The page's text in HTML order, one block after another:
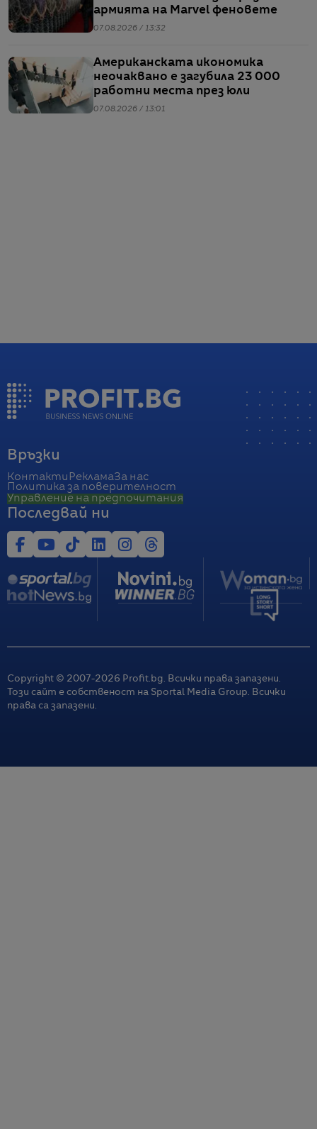
армията на Marvel феновете
07.08.2026 / 13:32
Американската икономика
неочаквано е загубила 23 000
работни места през юли
07.08.2026 / 13:01
Връзки
Контакти РекламаЗа нас
Политика за поверителност
Управление на предпочитания
Последвай ни
Copyright © 2007-2026 Profit.bg. Всички права запазени.
Този сайт е собственост на Sportal Media Group. Всички
права са запазени.